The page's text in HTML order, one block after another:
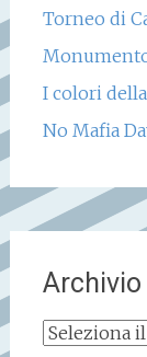
Torneo di
I colori
No Mafia
Archivio